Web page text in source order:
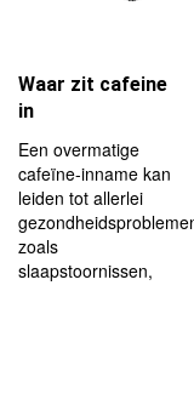
Waar zit cafeine
in
Een overmatige
cafeïne-inname kan
leiden tot allerlei
zoals
slaapstoornissen,